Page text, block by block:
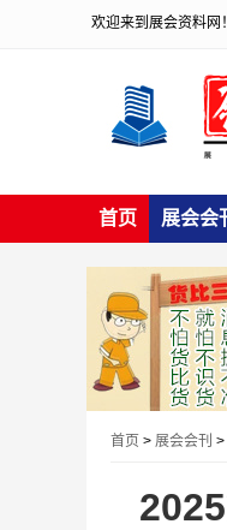
欢迎来到展会资料网！
首页 展会会
首页 > 展会会刊